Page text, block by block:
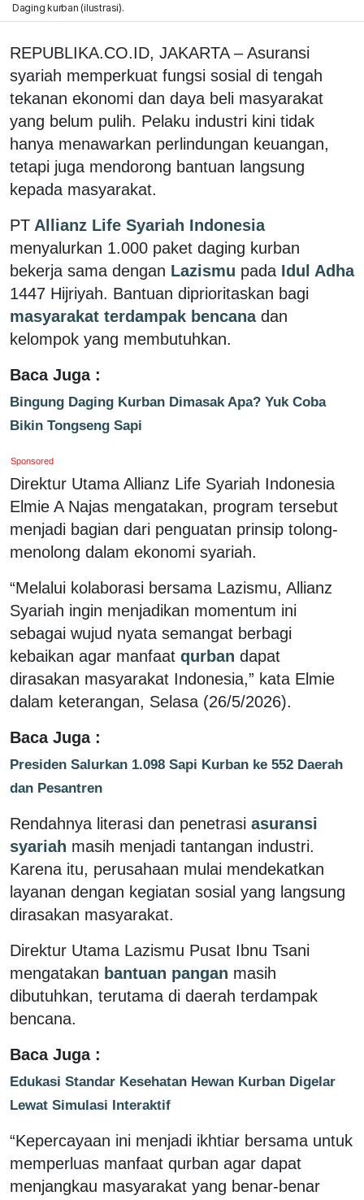
Daging kurban (ilustrasi).
REPUBLIKA.CO.ID, JAKARTA – Asuransi
syariah memperkuat fungsi sosial di tengah
tekanan ekonomi dan daya beli masyarakat
yang belum pulih. Pelaku industri kini tidak
hanya menawarkan perlindungan keuangan,
tetapi juga mendorong bantuan langsung
kepada masyarakat.
PT Allianz Life Syariah Indonesia
menyalurkan 1.000 paket daging kurban
bekerja sama dengan Lazismu pada Idul Adha
1447 Hijriyah. Bantuan diprioritaskan bagi
masyarakat terdampak bencana dan
kelompok yang membutuhkan.
Baca Juga :
Bingung Daging Kurban Dimasak Apa? Yuk Coba
Bikin Tongseng Sapi
Sponsored
Direktur Utama Allianz Life Syariah Indonesia
Elmie A Najas mengatakan, program tersebut
menjadi bagian dari penguatan prinsip tolong-
menolong dalam ekonomi syariah.
“Melalui kolaborasi bersama Lazismu, Allianz
Syariah ingin menjadikan momentum ini
sebagai wujud nyata semangat berbagi
kebaikan agar manfaat qurban dapat
dirasakan masyarakat Indonesia,” kata Elmie
dalam keterangan, Selasa (26/5/2026).
Baca Juga :
Presiden Salurkan 1.098 Sapi Kurban ke 552 Daerah
dan Pesantren
Rendahnya literasi dan penetrasi asuransi
syariah masih menjadi tantangan industri.
Karena itu, perusahaan mulai mendekatkan
layanan dengan kegiatan sosial yang langsung
dirasakan masyarakat.
Direktur Utama Lazismu Pusat Ibnu Tsani
mengatakan bantuan pangan masih
dibutuhkan, terutama di daerah terdampak
bencana.
Baca Juga :
Edukasi Standar Kesehatan Hewan Kurban Digelar
Lewat Simulasi Interaktif
“Kepercayaan ini menjadi ikhtiar bersama untuk
memperluas manfaat qurban agar dapat
menjangkau masyarakat yang benar-benar